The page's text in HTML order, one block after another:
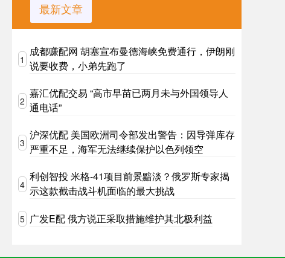
最新文章
1
成都赚配网 胡塞宣布曼德海峡免费通行，伊朗刚
说要收费，小弟先跑了
2
嘉汇优配交易 “高市早苗已两月未与外国领导人
通电话”
3
沪深优配 美国欧洲司令部发出警告：因导弹库存
严重不足，海军无法继续保护以色列领空
4
利创智投 米格-41项目前景黯淡？俄罗斯专家揭
示这款截击战斗机面临的最大挑战
5 广发E配 俄方说正采取措施维护其北极利益